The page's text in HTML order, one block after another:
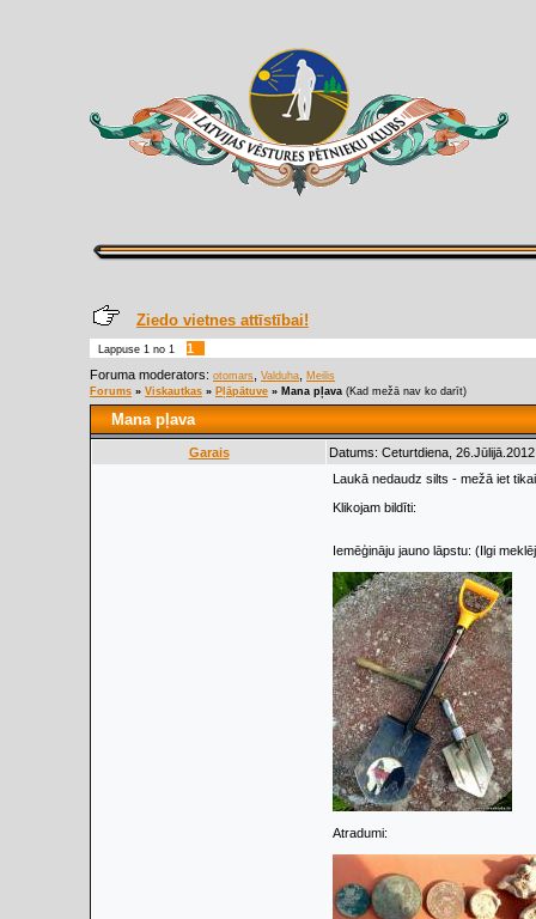
Ziedo vietnes attīstībai!
Lappuse 1 no 1
1
Foruma moderators: otomars Valduha
Meilis
Forums » Viskautkas » Pļāpātuve » Mana pļava (Kad mežā nav ko darīt)
Mana pļava
Garais
Datums: Ceturtdiena,
Laukā nedaudz silts - mežā iet
Klikojam bildīti:
Iemēģināju jauno lāpstu: (Ilgi
Atradumi: